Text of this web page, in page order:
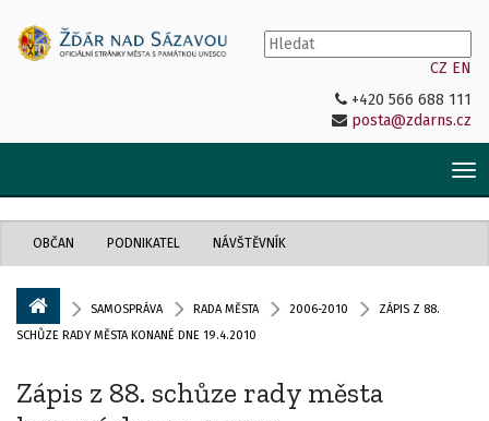
CZ EN
+420 566 688 111
posta@zdarns.cz
OBČAN PODNIKATEL NÁVŠTĚVNÍK
SAMOSPRÁVA RADA MĚSTA 2006-2010
ZÁPIS Z 88.
SCHŮZE RADY MĚSTA KONANÉ DNE 19.4.2010
Zápis z 88. schůze rady města